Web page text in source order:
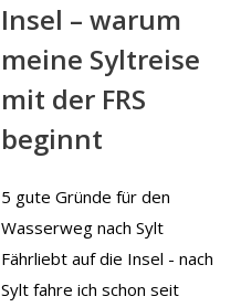
Insel – warum
meine Syltreise
mit der FRS
beginnt
5 gute Gründe für den
Wasserweg nach Sylt
Fährliebt auf die Insel - nach
Sylt fahre ich schon seit